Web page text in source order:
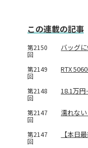
この連載の記事
第2150
回
バッグ
第2149
回
RTX
第2148
回
18.1万
第2147
回
濡れな
第2147
回
【本日